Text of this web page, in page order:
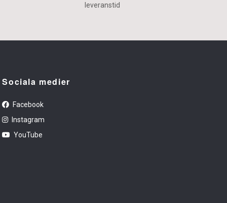
leveranstid
Sociala medier
Facebook
Instagram
YouTube